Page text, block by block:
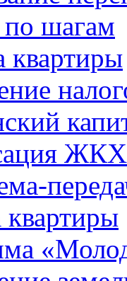
по шагам
квартиры
ЖКХ